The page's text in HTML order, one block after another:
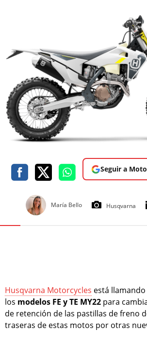
Seguir a
María Bello Husqvarna
Husqvarna Motorcycles está
los modelos FE y TE MY22 para
de retención de las pastillas de freno
traseras de estas motos por otras